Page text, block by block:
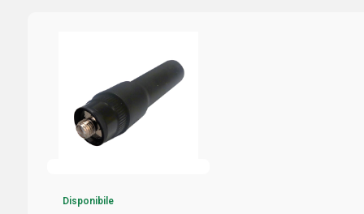
Disponibile